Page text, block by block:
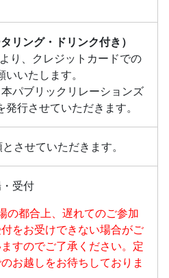
リング・ドリンク付き）
り、クレジットカードでの
いたします。
パブリックリレーションズ
行させていただきます。
させていただきます。
受付
の都合上、遅れてのご参加
をお受けできない場合がご
すのでご了承ください。定
お越しをお待ちしておりま